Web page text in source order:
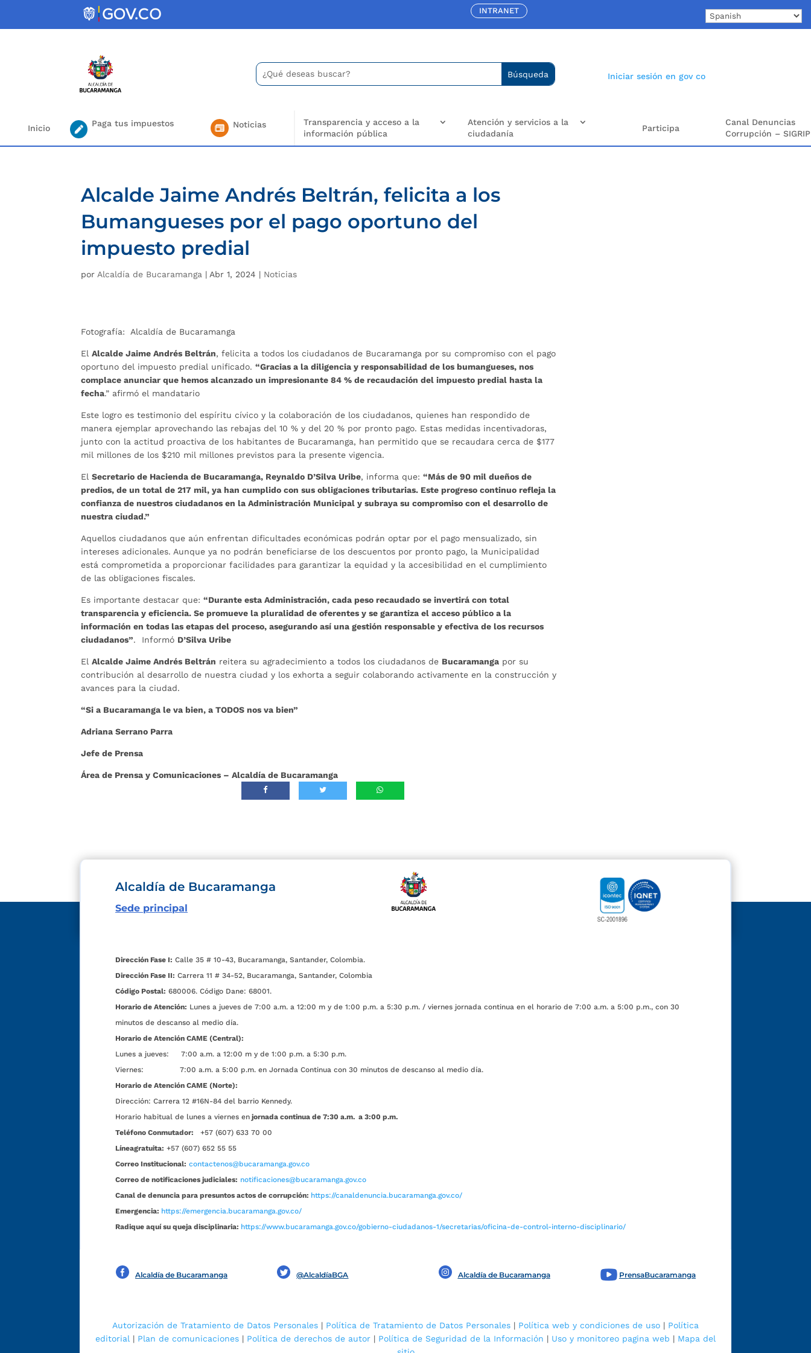
INTRANET
Buscar:
Search
for...
Iniciar sesión en gov co
Inicio Paga tus impuestos Noticias
Transparencia y acceso a la
información pública
Atención y servicios a la
ciudadanía
Participa
Canal Denuncias
Corrupción – SIGRIP
Alcalde Jaime Andrés Beltrán, felicita a los
Bumangueses por el pago oportuno del
impuesto predial
por Alcaldía de Bucaramanga | Abr 1, 2024 | Noticias
Fotografía: Alcaldía de Bucaramanga
ElAlcalde Jaime Andrés Beltrán, felicita a todos los ciudadanos de Bucaramanga por su compromiso con el pago
oportuno del impuesto predial unificado.“Gracias a la diligencia y responsabilidad de los bumangueses, nos
complace anunciar que hemos alcanzado un impresionante 84 % de recaudación del impuesto predial hasta la
fecha.” afirmó el mandatario
Este logro es testimonio del espíritu cívico y la colaboración de los ciudadanos, quienes han respondido de
manera ejemplar aprovechando las rebajas del 10 % y del 20 % por pronto pago. Estas medidas incentivadoras,
junto con la actitud proactiva de los habitantes de Bucaramanga, han permitido que se recaudara cerca de $177
mil millones de los $210 mil millones previstos para la presente vigencia.
ElSecretario de Hacienda de Bucaramanga, Reynaldo D’Silva Uribe, informa que:“Más de 90 mil dueños de
predios, de un total de 217 mil, ya han cumplido con sus obligaciones tributarias. Este progreso continuo refleja la
confianza de nuestros ciudadanos en la Administración Municipal y subraya su compromiso con el desarrollo de
nuestra ciudad.”
Aquellos ciudadanos que aún enfrentan dificultades económicas podrán optar por el pago mensualizado, sin
intereses adicionales. Aunque ya no podrán beneficiarse de los descuentos por pronto pago, la Municipalidad
está comprometida a proporcionar facilidades para garantizar la equidad y la accesibilidad en el cumplimiento
de las obligaciones fiscales.
Es importante destacar que:“Durante esta Administración, cada peso recaudado se invertirá con total
transparencia y eficiencia. Se promueve la pluralidad de oferentes y se garantiza el acceso público a la
información en todas las etapas del proceso, asegurando así una gestión responsable y efectiva de los recursos
ciudadanos”. Informó D’Silva Uribe
ElAlcalde Jaime Andrés Beltrán reitera su agradecimiento a todos los ciudadanos de Bucaramanga por su
contribución al desarrollo de nuestra ciudad y los exhorta a seguir colaborando activamente en la construcción y
avances para la ciudad.
“Si a Bucaramanga le va bien, a TODOS nos va bien”
Adriana Serrano Parra
Jefe de Prensa
Área de Prensa y Comunicaciones – Alcaldía de Bucaramanga
Alcaldía de Bucaramanga
Sede principal
Dirección Fase I: Calle 35 # 10-43, Bucaramanga, Santander, Colombia.
Dirección Fase II: Carrera 11 # 34-52, Bucaramanga, Santander, Colombia
Código Postal: 680006. Código Dane: 68001.
Horario de Atención: Lunes a jueves de 7:00 a.m. a 12:00 m y de 1:00 p.m. a 5:30 p.m. / viernes jornada continua en el horario de 7:00 a.m. a 5:00 p.m., con 30
minutos de descanso al medio día.
Horario de Atención CAME (Central):
Lunes a jueves: 7:00 a.m. a 12:00 m y de 1:00 p.m. a 5:30 p.m.
Viernes: 7:00 a.m. a 5:00 p.m. en Jornada Continua con 30 minutos de descanso al medio día.
Horario de Atención CAME (Norte):
Dirección: Carrera 12 #16N-84 del barrio Kennedy.
Horario habitual de lunes a viernes en jornada continua de 7:30 a.m. a 3:00 p.m.
Teléfono Conmutador:
+57 (607) 633 70 00
Líneagratuita: +57 (607) 652 55 55
Correo Institucional: contactenos@bucaramanga.gov.co
Correo de notificaciones judiciales: notificaciones@bucaramanga.gov.co
Canal de denuncia para presuntos actos de corrupción: https://canaldenuncia.bucaramanga.gov.co/
Emergencia: https://emergencia.bucaramanga.gov.co/
Radique aquí su queja disciplinaria: https://www.bucaramanga.gov.co/gobierno-ciudadanos-1/secretarias/oficina-de-control-interno-disciplinario/
Alcaldía de Bucaramanga @AlcaldíaBGA Alcaldía de Bucaramanga PrensaBucaramanga
Autorización de Tratamiento de Datos Personales | Política de Tratamiento de Datos Personales | Política web y condiciones de uso | Política
editorial | Plan de comunicaciones | Política de derechos de autor | Política de Seguridad de la Información | Uso y monitoreo pagina web | Mapa del